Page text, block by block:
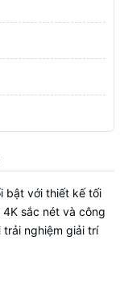
bật với thiết kế tối
sắc nét và công
trải nghiệm giải trí